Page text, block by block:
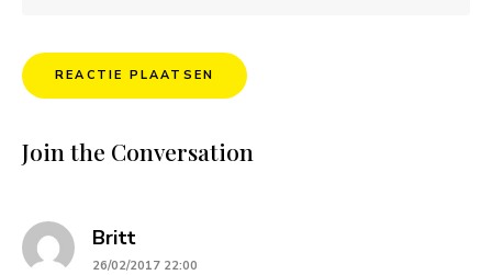
Join the Conversation
Brittsays:
26/02/2017 22:00